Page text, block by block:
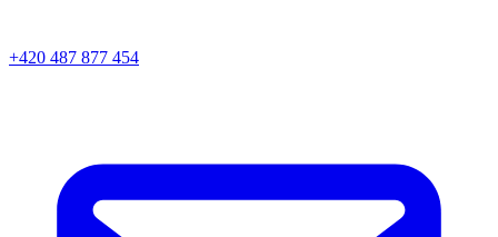
+420 487 877 454